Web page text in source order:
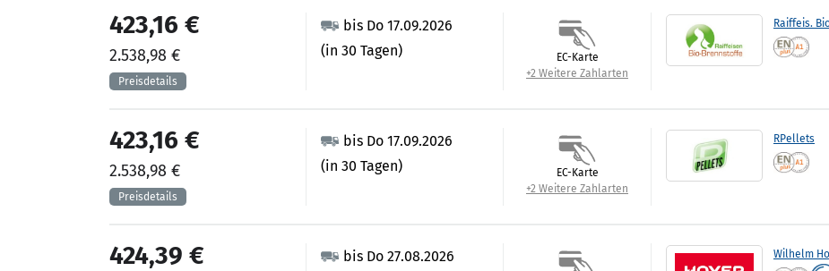
Raiffeis.
bis Do 17.09.2026
(in 30 Tagen)
423,16 €
2.538,98 €
EC-Karte
+2 Weitere Zahlarten
RPellets
bis Do 17.09.2026
(in 30 Tagen)
423,16 €
2.538,98 €
EC-Karte
+2 Weitere Zahlarten
Wilhelm
bis Do 27.08.2026
424,39 €